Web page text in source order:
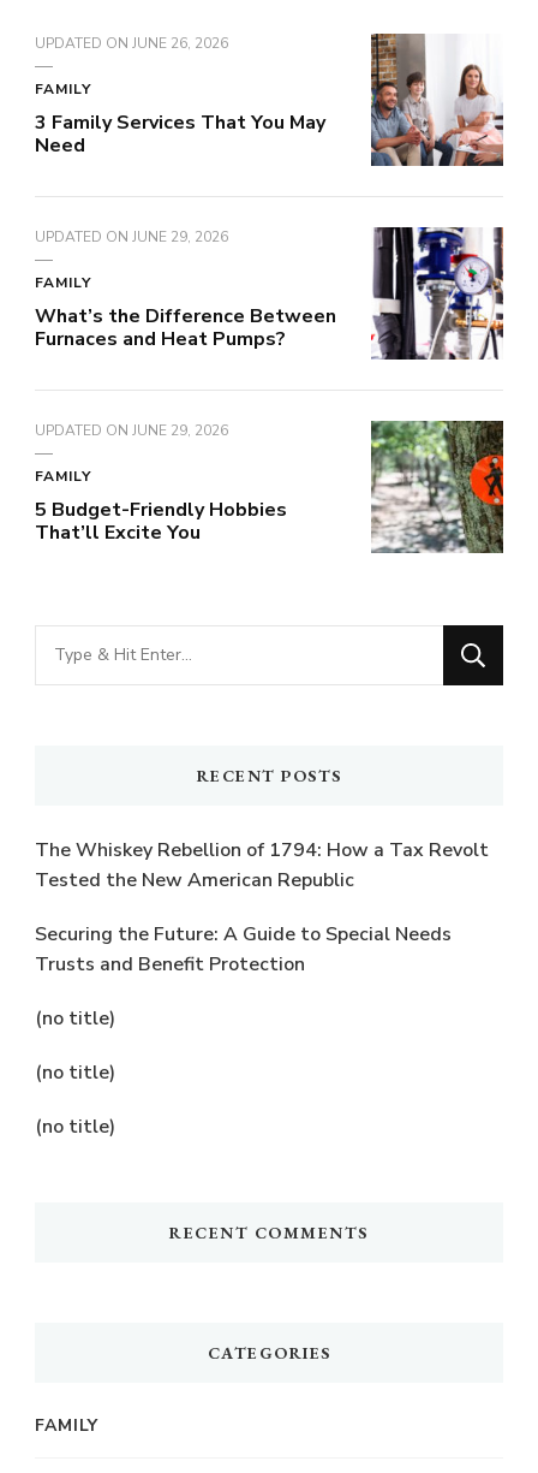
UPDATED ON JUNE 26, 2026
FAMILY
3 Family Services That You May
Need
UPDATED ON JUNE 29, 2026
FAMILY
What’s the Difference Between
Furnaces and Heat Pumps?
UPDATED ON JUNE 29, 2026
FAMILY
5 Budget-Friendly Hobbies
That’ll Excite You
Looking
for
RECENT POSTS
The Whiskey Rebellion of 1794: How a Tax Revolt
Tested the New American Republic
Securing the Future: A Guide to Special Needs
Trusts and Benefit Protection
(no title)
(no title)
(no title)
RECENT COMMENTS
CATEGORIES
FAMILY